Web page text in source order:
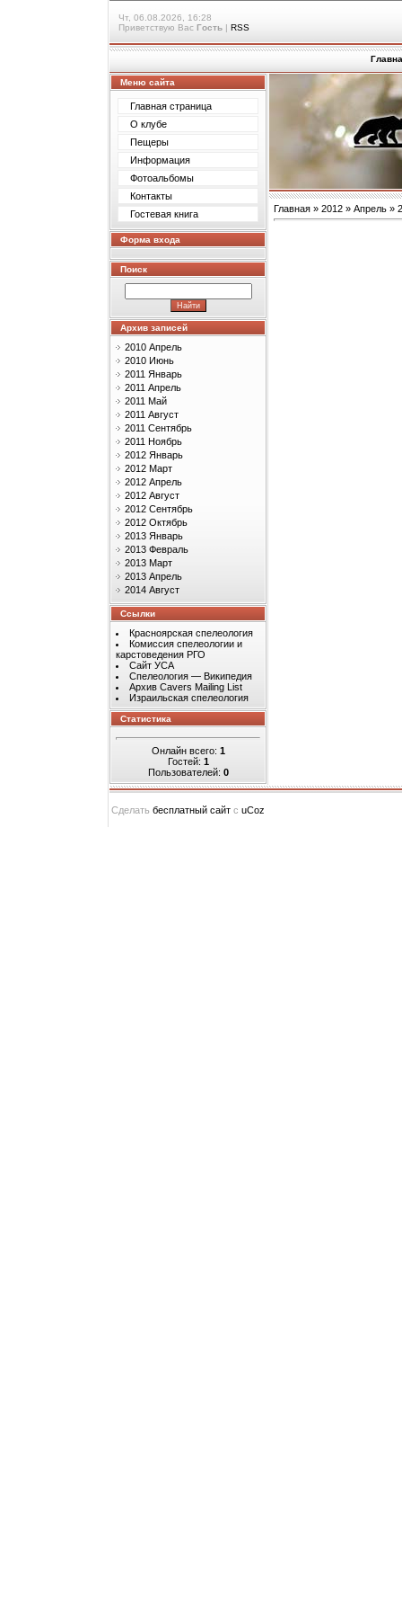
Чт, 06.08.2026, 16:28
Приветствую Вас Гость | RSS
Меню сайта
Главная страница
О клубе
Пещеры
Информация
Фотоальбомы
Контакты
Гостевая книга
Форма входа
Поиск
Архив записей
2010 Апрель
2010 Июнь
2011 Январь
2011 Апрель
2011 Май
2011 Август
2011 Сентябрь
2011 Ноябрь
2012 Январь
2012 Март
2012 Апрель
2012 Август
2012 Сентябрь
2012 Октябрь
2013 Январь
2013 Февраль
2013 Март
2013 Апрель
2014 Август
Ссылки
Красноярская спелеология
Комиссия спелеологии и
карстоведения РГО
Сайт УСА
Спелеология — Википедия
Архив Cavers Mailing List
Израильская спелеология
Статистика
Онлайн всего: 1
Гостей: 1
Пользователей: 0
Главная » 2012 » Апрель »
Сделать бесплатный сайт с uCoz